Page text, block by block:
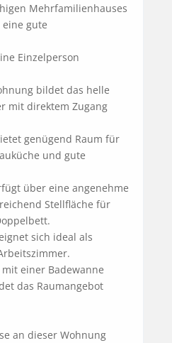
Mehrfamilienhauses
gute
Einzelperson
bildet das helle
mit direktem Zugang
genügend Raum für
und gute
über eine angenehme
Stellfläche für
sich ideal als
einer Badewanne
das Raumangebot
an dieser Wohnung